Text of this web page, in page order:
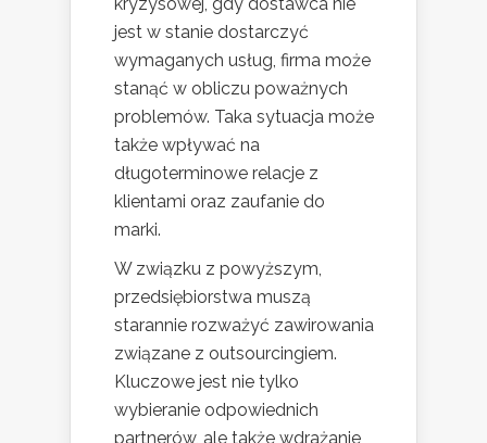
jest w stanie dostarczyć
wymaganych usług, firma może
stanąć w obliczu poważnych
problemów. Taka sytuacja może
także wpływać na
długoterminowe relacje z
klientami oraz zaufanie do
marki.
W związku z powyższym,
przedsiębiorstwa muszą
starannie rozważyć zawirowania
związane z outsourcingiem.
Kluczowe jest nie tylko
wybieranie odpowiednich
partnerów, ale także wdrażanie